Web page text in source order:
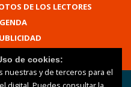
DE LOS LECTORES
de cookies:
nuestras y de terceros para el